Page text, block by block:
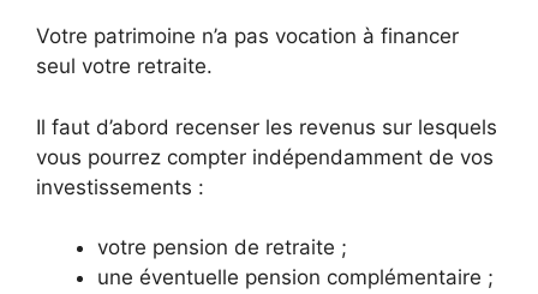
Votre patrimoine n’a pas vocation à financer
seul votre retraite.
Il faut d’abord recenser les revenus sur lesquels
vous pourrez compter indépendamment de vos
investissements :
votre pension de retraite ;
une éventuelle pension complémentaire ;